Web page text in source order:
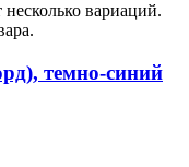
вариаций.
темно-синий